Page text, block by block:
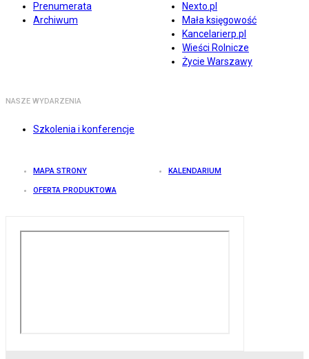
Prenumerata
Archiwum
Nexto.pl
Mała księgowość
Kancelarierp.pl
Wieści Rolnicze
Życie Warszawy
NASZE WYDARZENIA
Szkolenia i konferencje
MAPA STRONY KALENDARIUM
OFERTA PRODUKTOWA